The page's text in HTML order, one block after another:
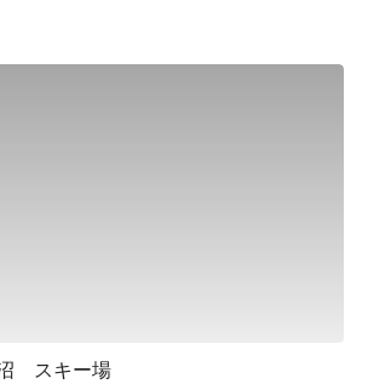
ーエスカレーターを備えたソリゲレンデ
スキー場